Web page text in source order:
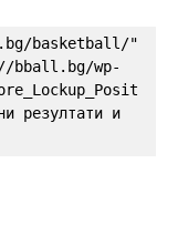
basketball/"
bball.bg/wp-
резултати и